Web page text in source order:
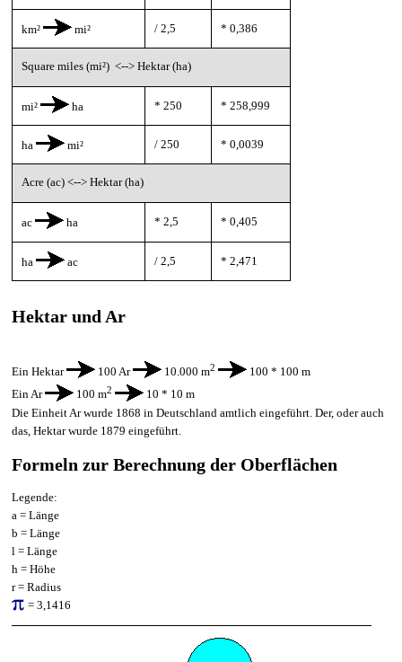
km² mi² / 2,5 * 0,386
Square miles (mi²) <--> Hektar (ha)
mi² ha * 250 * 258,999
ha mi² / 250 * 0,0039
Acre (ac) <--> Hektar (ha)
ac ha * 2,5 * 0,405
ha ac / 2,5 * 2,471
Hektar und Ar
Ein Hektar 100 Ar 10.000 m2
100 * 100 m
Ein Ar
100 m2
10 * 10 m
Die Einheit Ar wurde 1868 in Deutschland amtlich eingeführt. Der, oder auch
das, Hektar wurde 1879 eingeführt.
Formeln zur Berechnung der Oberflächen
Legende:
a = Länge
b = Länge
l = Länge
h = Höhe
r = Radius
= 3,1416